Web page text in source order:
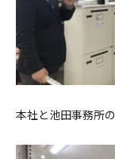
本社と池田事務所